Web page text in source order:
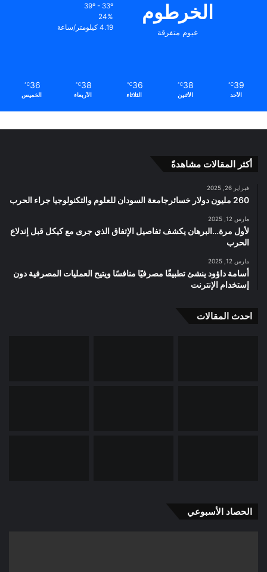
الخرطوم
غيوم متفرقة
24%
4.19 كيلومتر/ساعة
39
℃
الأحد
38
℃
الأثنين
36
℃
الثلاثاء
38
℃
الأربعاء
36
℃
الخميس
أكثر المقالات مشاهدةً
فبراير 26, 2025
260 مليون دولار خسائرجامعة السودان للعلوم والتكنولوجيا جراء الحرب
مارس 12, 2025
لأول مرة…البرهان يكشف تفاصيل الإتفاق الذي جرى مع كيكل قبل إندلاع
الحرب
مارس 12, 2025
أسامة داؤود ينشئ تطبيقًا مصرفيًا منافسًا ويتيح العمليات المصرفية دون
إستخدام الإنترنت
احدث المقالات
الحصاد الأسبوعي